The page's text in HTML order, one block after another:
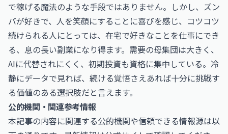
で稼げる魔法のような手段ではありません。しかし、ズン
バが好きで、人を笑顔にすることに喜びを感じ、コツコツ
続けられる人にとっては、在宅で好きなことを仕事にでき
る、息の長い副業になり得ます。需要の母集団は大きく、
AIに代替されにくく、初期投資も資格に集中している。冷
静にデータで見れば、続ける覚悟さえあれば十分に挑戦す
る価値のある選択肢だと言えます。
公的機関・関連参考情報
本記事の内容に関連する公的機関や信頼できる情報源は以